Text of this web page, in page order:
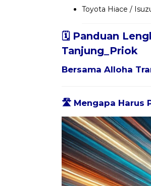
Toyota Hiace /
🗓️ Panduan
Tanjung_Priok
Bersama Alloha
🛣️ Mengapa Harus